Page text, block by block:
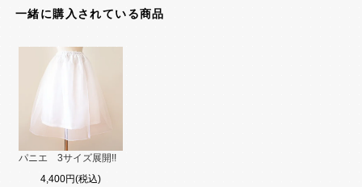
一緒に購入されている商品
パニエ 3サイズ展開!!
4,400円(税込)